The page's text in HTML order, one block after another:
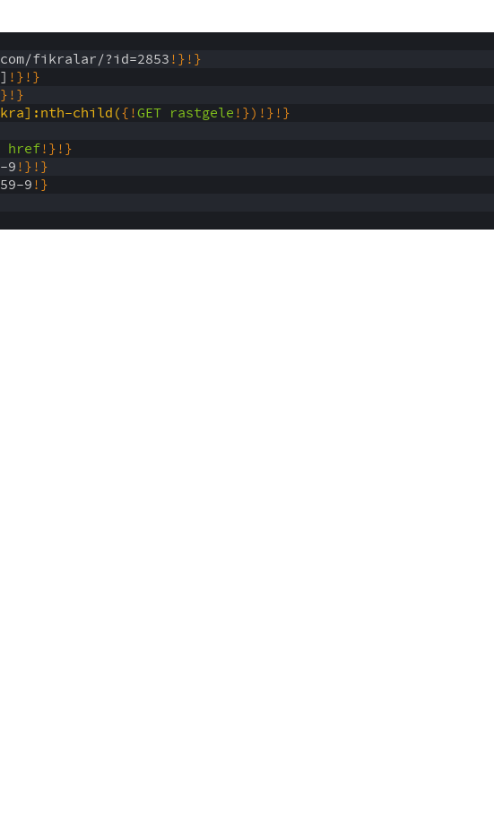
fikralar/?id=2853!}!}
!}!}
}!}
child({!GET rastgele!}) !}!}
href!}!}
9!}!}
9!}